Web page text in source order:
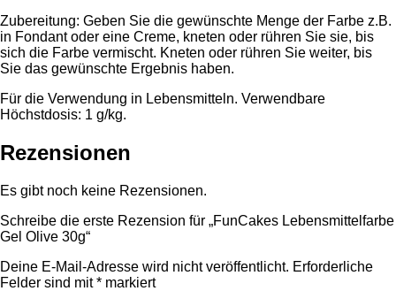
Zubereitung: Geben Sie die gewünschte Menge der Farbe z.B.
in Fondant oder eine Creme, kneten oder rühren Sie sie, bis
sich die Farbe vermischt. Kneten oder rühren Sie weiter, bis
Sie das gewünschte Ergebnis haben.
Für die Verwendung in Lebensmitteln. Verwendbare
Höchstdosis: 1 g/kg.
Rezensionen
Es gibt noch keine Rezensionen.
Schreibe die erste Rezension für „FunCakes Lebensmittelfarbe
Gel Olive 30g“
Deine E-Mail-Adresse wird nicht veröffentlicht. Erforderliche
Felder sind mit* markiert